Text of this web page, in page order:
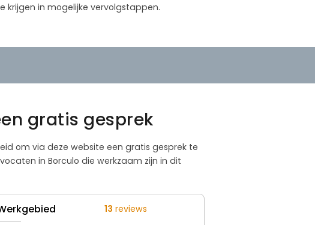
krijgen in mogelijke vervolgstappen.
gratis gesprek
om via deze website een gratis gesprek te
in Borculo die werkzaam zijn in dit
13 reviews